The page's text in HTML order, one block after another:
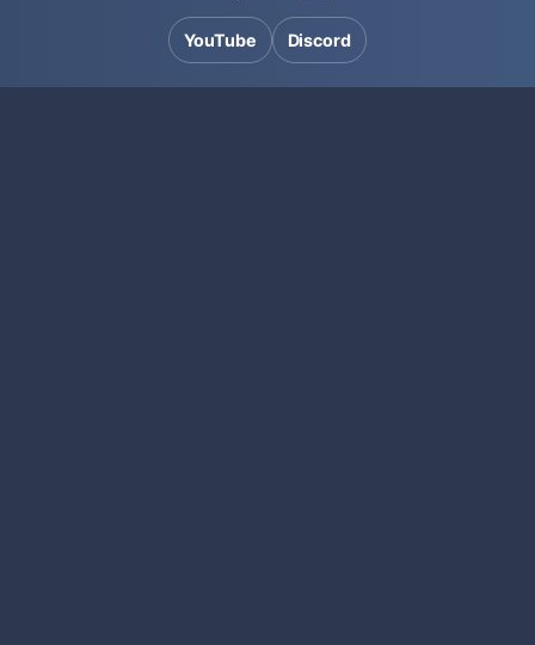
YouTube Discord